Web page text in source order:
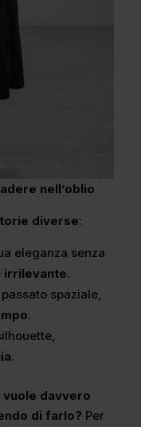
nell’oblio
diverse:
eleganza senza
irrilevante.
spaziale,
.
.
vuole davvero
di farlo? Per